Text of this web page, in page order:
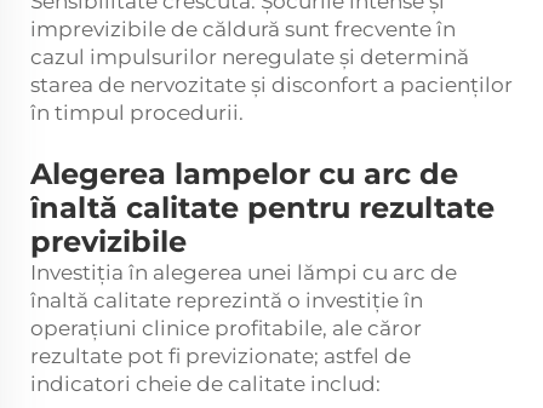
imprevizibile de căldură sunt frecvente în
cazul impulsurilor neregulate și determină
starea de nervozitate și disconfort a pacienților
în timpul procedurii.
Alegerea lampelor cu arc de
înaltă calitate pentru rezultate
previzibile
Investiția în alegerea unei lămpi cu arc de
înaltă calitate reprezintă o investiție în
operațiuni clinice profitabile, ale căror
rezultate pot fi previzionate; astfel de
indicatori cheie de calitate includ: